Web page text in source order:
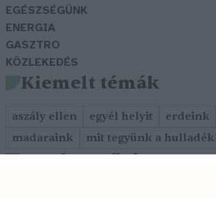
EGÉSZSÉGÜNK
ENERGIA
GASZTRO
KÖZLEKEDÉS
Kiemelt témák
aszály ellen egyél helyit erdeink
madaraink
mit tegyünk a
Szerkesztőség